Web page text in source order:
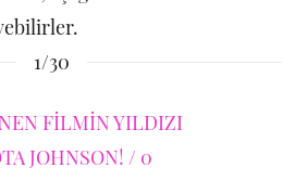
1/30